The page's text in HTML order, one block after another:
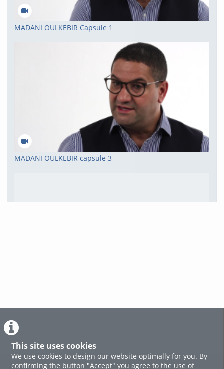
This site uses cookies
We use cookies to design our website optimally for you. By
confirming the button "Accept" you agree to the use of
MADANI OULKEBIR Capsule 1
MADANI OULKEBIR capsule 3
voir tout